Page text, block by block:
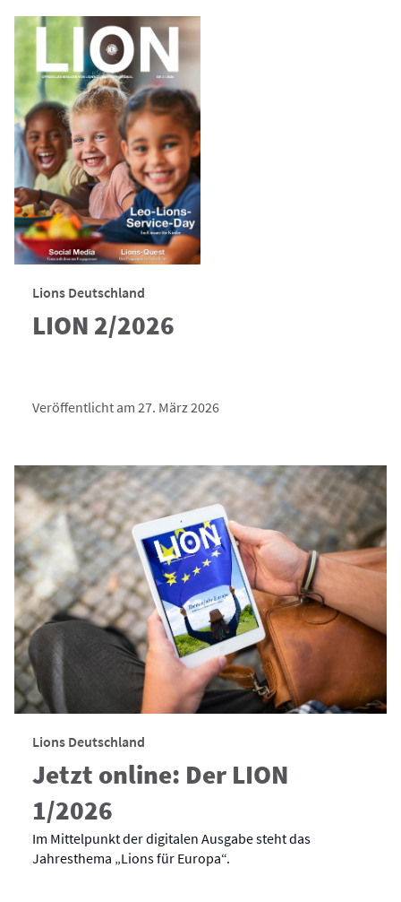
Lions Deutschland
LION 2/2026
Veröffentlicht am 27. März 2026
Lions Deutschland
Jetzt online: Der LION
1/2026
Im Mittelpunkt der digitalen Ausgabe steht das
Jahresthema „Lions für Europa“.